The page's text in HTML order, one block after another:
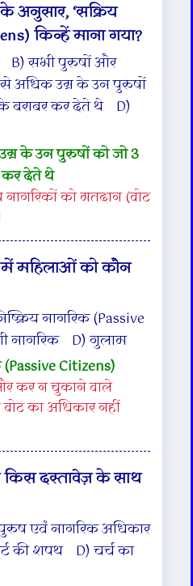
अनुसार, ‘सक्रिय
किन्हें माना गया?
B) सभी पुरुषों और
अधिक उम्र के उन पुरुषों
बराबर कर देते थे D)
के उन पुरुषों को जो 3
कर देते थे
नागरिकों को मतदान (वोट
में महिलाओं को कौन
नागरिक (Passive
नागरिक D) गुलाम
(Passive Citizens)
कर न चुकाने वाले
का अधिकार नहीं
किस दस्तावेज़ के साथ
एवं नागरिक अधिकार
की शपथ D) चर्च का